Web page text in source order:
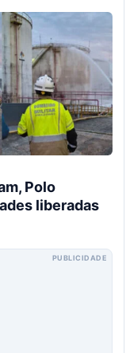
Polo
liberadas
PUBLICIDADE